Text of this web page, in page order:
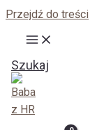
Przejdź do treści
Szukaj